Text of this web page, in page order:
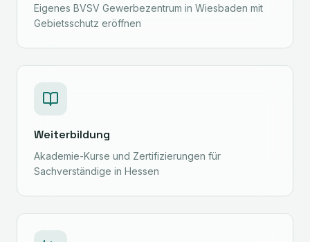
Eigenes BVSV Gewerbezentrum in Wiesbaden mit
Gebietsschutz eröffnen
Weiterbildung
Akademie-Kurse und Zertifizierungen für
Sachverständige in Hessen